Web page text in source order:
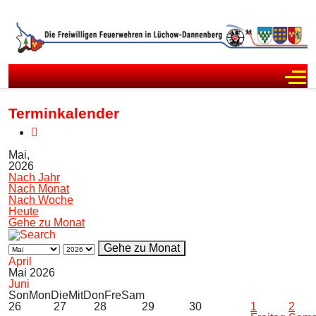
Terminkalender
Mai,
2026
Nach Jahr
Nach Monat
Nach Woche
Heute
Gehe zu Monat
Gehe zu Monat
April
Mai 2026
Juni
SonMonDieMitDonFreSam
26
27 28 29 30
1
2